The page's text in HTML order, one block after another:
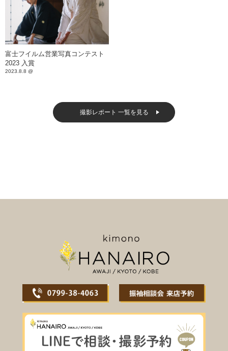
富士フイルム営業写真コンテスト
2023 入賞
2023.8.8 @
撮影レポート 一覧を見る